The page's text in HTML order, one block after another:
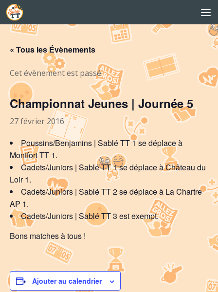
Skip to content
« Tous les Évènements
Cet évènement est passé.
Championnat Jeunes | Journée 5
27 février 2016
Poussins/Benjamins | Sablé TT 1 se déplace à
Montfort TT 1.
Cadets/Juniors | Sablé TT 1 se déplace à Château du
Loir 1.
Cadets/Juniors | Sablé TT 2 se déplace à La Chartre
AP 1.
Cadets/Juniors | Sablé TT 3 est exempt.
Bons matches à tous !
Ajouter au calendrier